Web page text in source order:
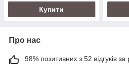
Купити
Про нас
98% позитивних з 52 відгуків за